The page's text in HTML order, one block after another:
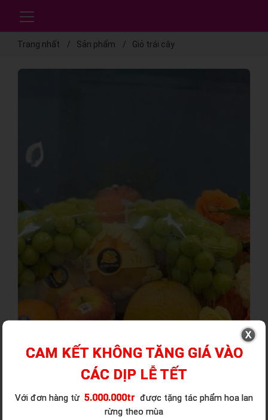
Trang nhất Sản phẩm Giỏ trái cây
CAM KẾT KHÔNG TĂNG GIÁ VÀO
CÁC DỊP LỄ TẾT
Với đơn hàng từ 5.000.000tr được tặng tác phẩm hoa lan
rừng theo mùa